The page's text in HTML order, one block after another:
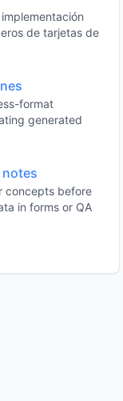
de tarjetas de
format
generated
concepts before
in forms or QA